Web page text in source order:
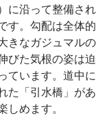
に沿って整備され
す。勾配は全体的
きなガジュマルの
びた気根の姿は迫
ています。道中に
た「引水橋」があ
めます。